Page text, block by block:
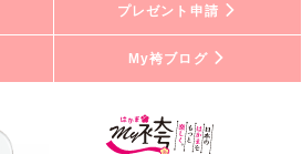
プレゼント申請
My袴ブログ